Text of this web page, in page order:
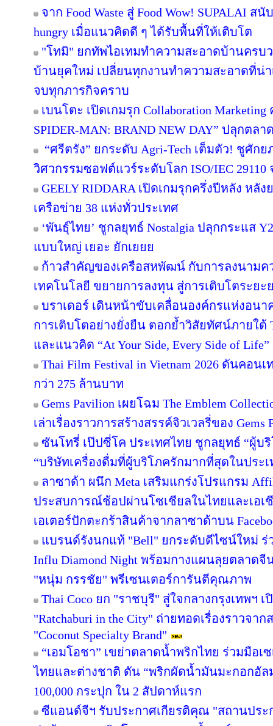
จาก Food Waste สู่ Food Wow! SUPALAI ส
hungry เมื่อแนวคิดดี ๆ ได้รับพื้นที่ให้เติบโต
"โทมิ" ยกทัพไอเทมทำความสะอาดบ้านครบ
บ้านยุคใหม่ เปลี่ยนทุกงานทำความสะอาดที่น่า
จบทุกภารกิจคราบ
เบนโตะ เปิดเกมรุก Collaboration
SPIDER-MAN: BRAND NEW DAY” ปลุกต
“ศรีตรัง” ยกระดับ Agri-Tech เต็มตัว! ชูศัก
วิศวกรรมซอฟต์แวร์ระดับโลก ISO/IEC 29110
GEELY RIDDARA เปิดเกมรุกครึ่งปีหลัง หลั
เครือข่าย 38 แห่งทั่วประเทศ
‘พันธุ์ไทย’ ชูกลยุทธ์ Nostalgia ปลุกกระแส
แบบใหญ่ เยอะ ยักเยยย
ก้าวสำคัญของเครือสหพัฒน์ กับการลงนามค
เทคโนโลยี ขยายการลงทุน สู่การเติบโตระยะ
บราเดอร์ เดินหน้าขับเคลื่อนองค์กรแห่งอน
การเติบโตอย่างยั่งยืน ตอกย้ำวิสัยทัศน์ภายใต้
และแนวคิด “At Your Side, Every Side of Life”
Thai Film Festival in Vietnam 2026 ดันคอน
กว่า 275 ล้านบาท
Gems Pavilion เผยโฉม The Emblem
เล่าเรื่องราวการสร้างสรรค์จิวเวลรี่ของ
ซันโทรี่ เป๊ปซี่โค ประเทศไทย ชูกลยุทธ์ “ผู้บ
“บริษัทเครื่องดื่มที่ผู้บริโภครักมากที่สุดในประเ
ลาซาด้า ผนึก Meta เสริมแกร่งโปรแกรม
ประสบการณ์ช้อปผ่านโซเชียลในไทยและเอเ
เอเตอร์ปักตะกร้าสินค้าจากลาซาด้าบน
แบรนด์รังนกแท้ "Bell" ยกระดับดีไซน์ใหม่ ร่
Influ Diamond Night พร้อมกางแผนลุยตลาด
"หนุ่ม กรรชัย" พรีเซนเตอร์การันตีคุณภาพ
Thai Coco ยก "ราชบุรี" สู่ใจกลางกรุงเทพฯ เ
"Ratchaburi in the City" ถ่ายทอดเรื่องราวจ
"Coconut Specialty Brand"
“เอมโอชา” เขย่าตลาดน้ำพริกไทย ร่วมมือ
ไทยและต่างชาติ ดัน “พริกผัดน้ำมันมะกอกอั
100,000 กระปุก ใน 2 สัปดาห์แรก
ซีแอนด์จีฯ รับประกาศเกียรติคุณ "สถานปร